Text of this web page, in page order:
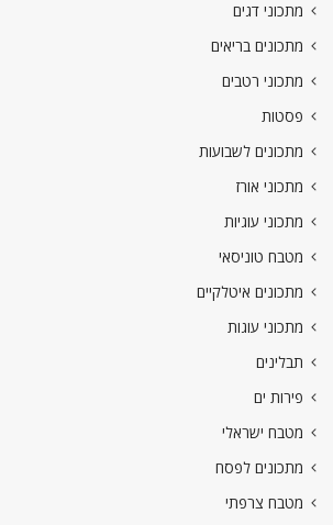
מתכוני דגים
מתכונים בריאים
מתכוני רטבים
פסטות
מתכונים לשבועות
מתכוני אורז
מתכוני עוגיות
מטבח טוניסאי
מתכונים איטלקיים
מתכוני עוגות
תבלינים
פירות ים
מטבח ישראלי
מתכונים לפסח
מטבח צרפתי